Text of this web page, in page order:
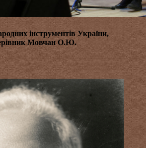
інструментів України,
Мовчан О.Ю.